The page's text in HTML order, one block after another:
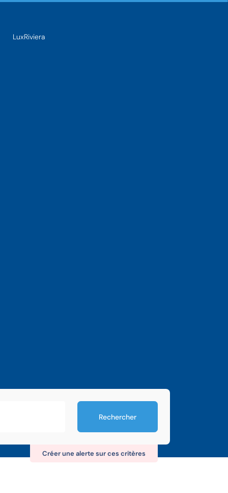
LuxRiviera
Rechercher
Créer une alerte sur ces critères